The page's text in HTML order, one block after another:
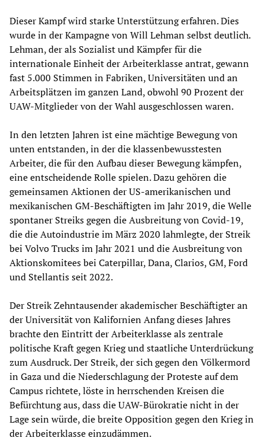
Dieser Kampf wird starke Unterstützung erfahren. Dies
wurde in der Kampagne von Will Lehman selbst deutlich.
Lehman, der als Sozialist und Kämpfer für die
internationale Einheit der Arbeiterklasse antrat, gewann
fast 5.000 Stimmen in Fabriken, Universitäten und an
Arbeitsplätzen im ganzen Land, obwohl 90 Prozent der
UAW-Mitglieder von der Wahl ausgeschlossen waren.
In den letzten Jahren ist eine mächtige Bewegung von
unten entstanden, in der die klassenbewusstesten
Arbeiter, die für den Aufbau dieser Bewegung kämpfen,
eine entscheidende Rolle spielen. Dazu gehören die
gemeinsamen Aktionen der US-amerikanischen und
mexikanischen GM-Beschäftigten im Jahr 2019, die Welle
spontaner Streiks gegen die Ausbreitung von Covid-19,
die die Autoindustrie im März 2020 lahmlegte, der Streik
bei Volvo Trucks im Jahr 2021 und die Ausbreitung von
Aktionskomitees bei Caterpillar, Dana, Clarios, GM, Ford
und Stellantis seit 2022.
Der Streik Zehntausender akademischer Beschäftigter an
der Universität von Kalifornien Anfang dieses Jahres
brachte den Eintritt der Arbeiterklasse als zentrale
politische Kraft gegen Krieg und staatliche Unterdrückung
zum Ausdruck. Der Streik, der sich gegen den Völkermord
in Gaza und die Niederschlagung der Proteste auf dem
Campus richtete, löste in herrschenden Kreisen die
Befürchtung aus, dass die UAW-Bürokratie nicht in der
Lage sein würde, die breite Opposition gegen den Krieg in
der Arbeiterklasse einzudämmen.